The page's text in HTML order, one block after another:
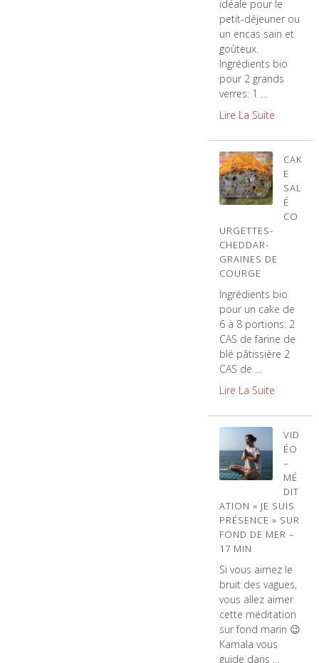
idéale pour le
petit-déjeuner ou
un encas sain et
goûteux.
Ingrédients bio
pour 2 grands
verres: 1 …
Lire La Suite
CAK
E
SAL
É
CO
URGETTES-
CHEDDAR-
GRAINES DE
COURGE
Ingrédients bio
pour un cake de
6 à 8 portions: 2
CAS de farine de
blé pâtissière 2
CAS de …
Lire La Suite
VID
ÉO
–
MÉ
DIT
ATION « JE SUIS
PRÉSENCE » SUR
FOND DE MER –
17 MIN
Si vous aimez le
bruit des vagues,
vous allez aimer
cette méditation
sur fond marin 😉
Kamala vous
guide dans …